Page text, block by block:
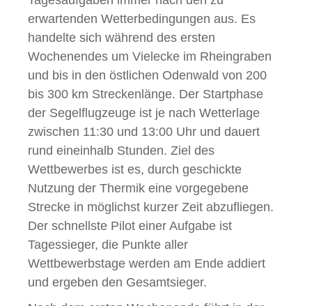
erwartenden Wetterbedingungen aus. Es
handelte sich während des ersten
Wochenendes um Vielecke im Rheingraben
und bis in den östlichen Odenwald von 200
bis 300 km Streckenlänge. Der Startphase
der Segelflugzeuge ist je nach Wetterlage
zwischen 11:30 und 13:00 Uhr und dauert
rund eineinhalb Stunden. Ziel des
Wettbewerbes ist es, durch geschickte
Nutzung der Thermik eine vorgegebene
Strecke in möglichst kurzer Zeit abzufliegen.
Der schnellste Pilot einer Aufgabe ist
Tagessieger, die Punkte aller
Wettbewerbstage werden am Ende addiert
und ergeben den Gesamtsieger.